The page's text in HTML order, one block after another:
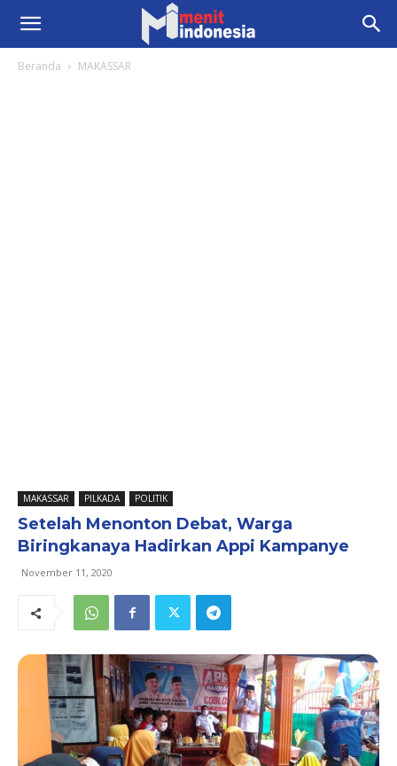
Beranda MAKASSAR
MAKASSAR PILKADA POLITIK
Setelah Menonton Debat, Warga
Biringkanaya Hadirkan Appi Kampanye
November 11, 2020